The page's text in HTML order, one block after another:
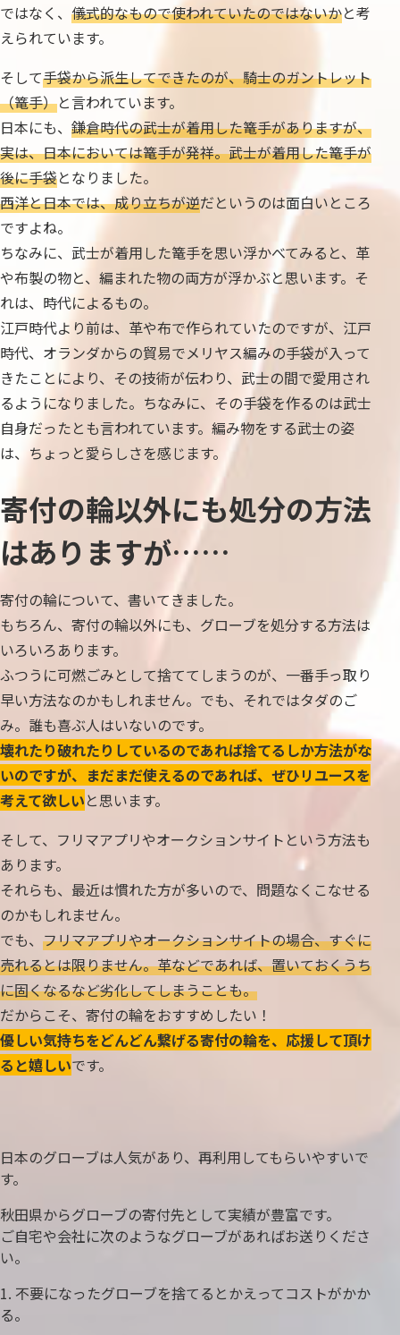
ではなく、 儀式的なもので使われていたのではないかと考
えられています。
そして手袋から派生してできたのが、騎士のガントレット
（篭手）と言われています。
日本にも、 鎌倉時代の武士が着用した篭手がありますが、
実は、日本においては篭手が発祥。武士が着用した篭手が
後に手袋となりました。
西洋と日本では、成り立ちが逆だというのは面白いところ
ですよね。
ちなみに、武士が着用した篭手を思い浮かべてみると、革
や布製の物と、編まれた物の両方が浮かぶと思います。そ
れは、時代によるもの。
江戸時代より前は、革や布で作られていたのですが、江戸
時代、オランダからの貿易でメリヤス編みの手袋が入って
きたことにより、その技術が伝わり、武士の間で愛用され
るようになりました。ちなみに、その手袋を作るのは武士
自身だったとも言われています。編み物をする武士の姿
は、ちょっと愛らしさを感じます。
寄付の輪以外にも処分の方法
はありますが……
寄付の輪について、書いてきました。
もちろん、寄付の輪以外にも、グローブを処分する方法は
いろいろあります。
ふつうに可燃ごみとして捨ててしまうのが、一番手っ取り
早い方法なのかもしれません。でも、それではタダのご
み。誰も喜ぶ人はいないのです。
壊れたり破れたりしているのであれば捨てるしか方法がな
いのですが、まだまだ使えるのであれば、ぜひリユースを
考えて欲しいと思います。
そして、フリマアプリやオークションサイトという方法も
あります。
それらも、最近は慣れた方が多いので、問題なくこなせる
のかもしれません。
でも、 フリマアプリやオークションサイトの場合、すぐに
売れるとは限りません。革などであれば、置いておくうち
に固くなるなど劣化してしまうことも。
だからこそ、寄付の輪をおすすめしたい！
優しい気持ちをどんどん繋げる寄付の輪を、応援して頂け
ると嬉しいです。
日本のグローブは人気があり、再利用してもらいやすいで
す。
秋田県からグローブの寄付先として実績が豊富です。
ご自宅や会社に次のようなグローブがあればお送りくださ
い。
不要になったグローブを捨てるとかえってコストがかか
る。